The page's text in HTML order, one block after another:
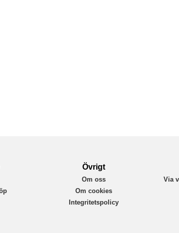
Övrigt
Om oss
Om cookies
Integritetspolicy
Via